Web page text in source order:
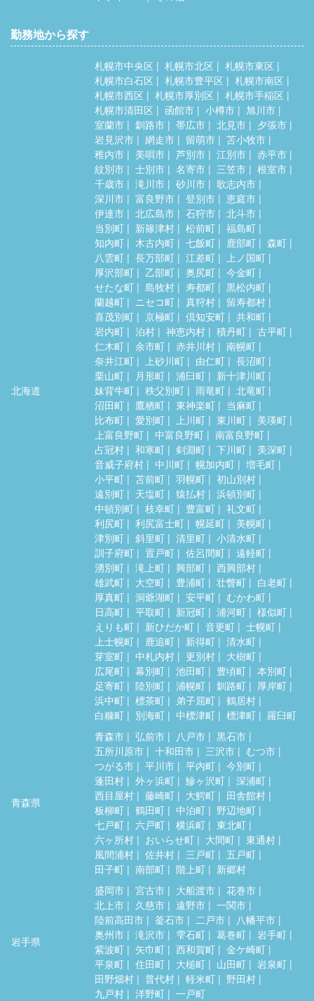
勤務地から探す
北海道
札幌市中央区 札幌市北区
札幌市東区
札幌市白石区
札幌市豊平区
札幌市南区
札幌市西区
札幌市厚別区
札幌市手稲区
札幌市清田区
函館市 小樽市
旭川市
室蘭市
釧路市 帯広市 北見市
夕張市
岩見沢市
網走市 留萌市
苫小牧市
稚内市
美唄市 芦別市 江別市
赤平市
紋別市
士別市 名寄市 三笠市
根室市
千歳市
滝川市 砂川市
歌志内市
深川市
富良野市 登別市
恵庭市
伊達市
北広島市 石狩市
北斗市
当別町
新篠津村 松前町
福島町
知内町
木古内町 七飯町 鹿部町
森町
八雲町
長万部町 江差町
上ノ国町
厚沢部町
乙部町 奥尻町
今金町
せたな町
島牧村 寿都町
黒松内町
蘭越町
ニセコ町 真狩村
留寿都村
喜茂別町
京極町 倶知安町
共和町
岩内町
泊村 神恵内村 積丹町
古平町
仁木町
余市町 赤井川村
南幌町
奈井江町
上砂川町 由仁町
長沼町
栗山町
月形町 浦臼町
新十津川町
妹背牛町
秩父別町 雨竜町
北竜町
沼田町
鷹栖町 東神楽町
当麻町
比布町
愛別町 上川町 東川町
美瑛町
上富良野町
中富良野町
南富良野町
占冠村
和寒町 剣淵町 下川町
美深町
音威子府村
中川町 幌加内町
増毛町
小平町
苫前町 羽幌町
初山別村
遠別町
天塩町 猿払村
浜頓別町
中頓別町
枝幸町 豊富町
礼文町
利尻町
利尻富士町 幌延町
美幌町
津別町
斜里町 清里町
小清水町
訓子府町
置戸町 佐呂間町
遠軽町
湧別町
滝上町 興部町
西興部村
雄武町
大空町 豊浦町 壮瞥町
白老町
厚真町
洞爺湖町 安平町
むかわ町
日高町
平取町 新冠町 浦河町
様似町
えりも町
新ひだか町 音更町
士幌町
上士幌町
鹿追町 新得町
清水町
芽室町
中札内村 更別村
大樹町
広尾町
幕別町 池田町 豊頃町
本別町
足寄町
陸別町 浦幌町 釧路町
厚岸町
浜中町
標茶町 弟子屈町
鶴居村
白糠町
別海町 中標津町 標津町 羅臼町
青森県
青森市 弘前市 八戸市
黒石市
五所川原市
十和田市 三沢市
むつ市
つがる市
平川市 平内町
今別町
蓬田村
外ヶ浜町 鰺ヶ沢町
深浦町
西目屋村
藤崎町 大鰐町
田舎館村
板柳町
鶴田町 中泊町
野辺地町
七戸町
六戸町 横浜町
東北町
六ヶ所村
おいらせ町 大間町
東通村
風間浦村
佐井村 三戸町
五戸町
田子町
南部町 階上町 新郷村
岩手県
盛岡市 宮古市 大船渡市
花巻市
北上市
久慈市 遠野市
一関市
陸前高田市
釜石市 二戸市
八幡平市
奥州市
滝沢市 雫石町 葛巻町
岩手町
紫波町
矢巾町 西和賀町
金ケ崎町
平泉町
住田町 大槌町 山田町
岩泉町
田野畑村
普代村 軽米町
野田村
九戸村
洋野町 一戸町